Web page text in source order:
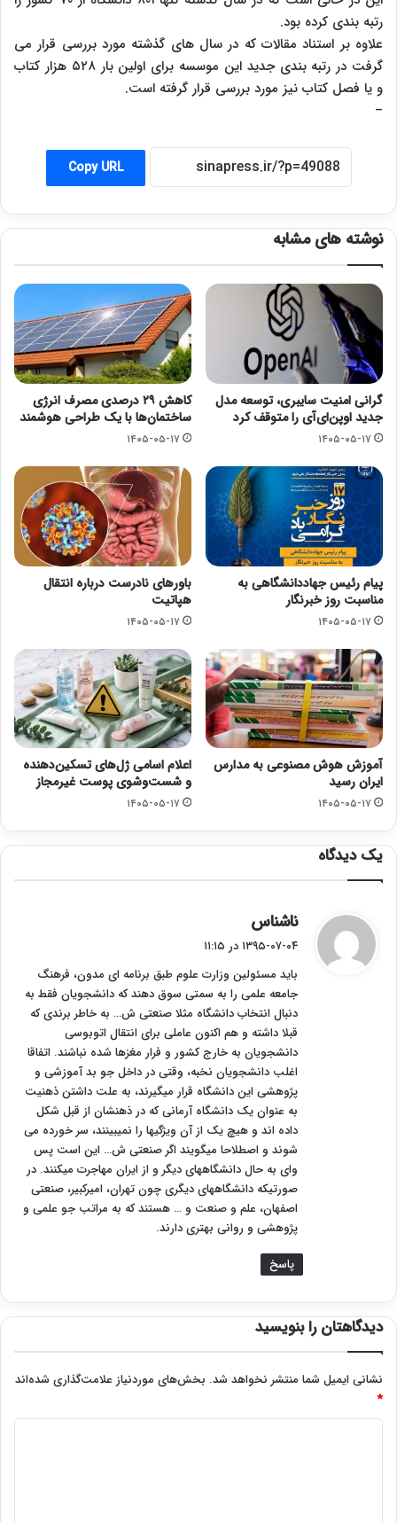
رتبه بندی کرده بود.
علاوه بر استناد مقالات که در سال های گذشته مورد بررسی قرار می
گرفت در رتبه بندی جدید این موسسه برای اولین بار ۵۲۸ هزار کتاب
و یا فصل کتاب نیز مورد بررسی قرار گرفته است.
–
Copy URL
نوشته های مشابه
گرانی امنیت سایبری، توسعه مدل
جدید اوپن‌ای‌آی را متوقف کرد
۱۴۰۵-۰۵-۱۷
کاهش ۲۹ درصدی مصرف انرژی
ساختمان‌ها با یک طراحی هوشمند
۱۴۰۵-۰۵-۱۷
پیام رئیس جهاددانشگاهی به
مناسبت روز خبرنگار
۱۴۰۵-۰۵-۱۷
باورهای نادرست درباره انتقال
هپاتیت
۱۴۰۵-۰۵-۱۷
آموزش هوش مصنوعی به مدارس
ایران رسید
۱۴۰۵-۰۵-۱۷
اعلام اسامی ژل‌های تسکین‌دهنده
و شست‌وشوی پوست غیرمجاز
۱۴۰۵-۰۵-۱۷
یک دیدگاه
ناشناس
ف
:
۱۳۹۵-۰۷-۰۴ در ۱۱:۱۵
باید مسئولین وزارت علوم طبق برنامه ای مدون، فرهنگ
جامعه علمی را به سمتی سوق دهند که دانشجویان فقط به
دنبال انتخاب دانشگاه مثلا صنعتی ش… به خاطر برندی که
قبلا داشته و هم اکنون عاملی برای انتقال اتوبوسی
دانشجویان به خارج کشور و فرار مغزها شده نباشند. اتفاقا
اغلب دانشجویان نخبه، وقتی در داخل جو بد آموزشی و
پژوهشی این دانشگاه قرار میگیرند، به علت داشتن ذهنیت
به عنوان یک دانشگاه آرمانی که در ذهنشان از قبل شکل
داده اند و هیچ یک از آن ویژگیها را نمیبینند، سر خورده می
شوند و اصطلاحا میگویند اگر صنعتی ش… این است پس
وای به حال دانشگاههای دیگر و از ایران مهاجرت میکنند. در
صورتیکه دانشگاههای دیگری چون تهران، امیرکبیر، صنعتی
اصفهان، علم و صنعت و … هستند که به مراتب جو علمی و
پژوهشی و روانی بهتری دارند.
پاسخ
دیدگاهتان را بنویسید
نشانی ایمیل شما منتشر نخواهد شد. بخش‌های موردنیاز علامت‌گذاری شده‌اند
*